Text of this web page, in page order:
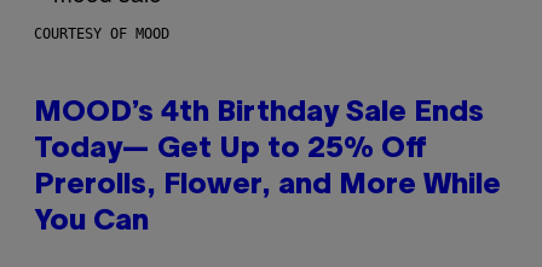
COURTESY OF MOOD
MOOD’s 4th Birthday Sale Ends
Today— Get Up to 25% Off
Prerolls, Flower, and More While
You Can